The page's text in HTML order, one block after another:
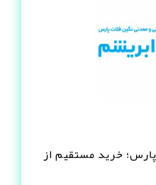
خرید مستقیم از